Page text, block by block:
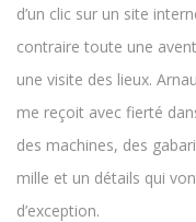
d’un clic sur un site
contraire toute une
une visite des lieux.
me reçoit avec fierté
des machines, des
mille et un détails qui
d’exception.